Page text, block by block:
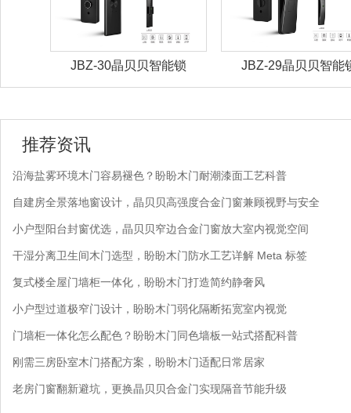
JBZ-30晶贝贝智能锁 JBZ-29晶贝贝智能
推荐资讯
沿海盐雾环境木门容易褪色？盼盼木门耐潮漆面工艺科普
自建房全景落地窗设计，晶贝贝高强度合金门窗兼顾视野与安全
小户型阳台封窗优选，晶贝贝窄边合金门窗放大室内视觉空间
干湿分离卫生间木门选型，盼盼木门防水工艺详解 Meta 标签
复式楼全屋门墙柜一体化，盼盼木门打造简约静奢风
小户型过道极窄门设计，盼盼木门弱化隔断拓宽室内视觉
门墙柜一体化怎么配色？盼盼木门同色墙板一站式搭配科普
刚需三房卧室木门搭配方案，盼盼木门适配日常居家
老房门窗翻新避坑，更换晶贝贝合金门实现隔音节能升级